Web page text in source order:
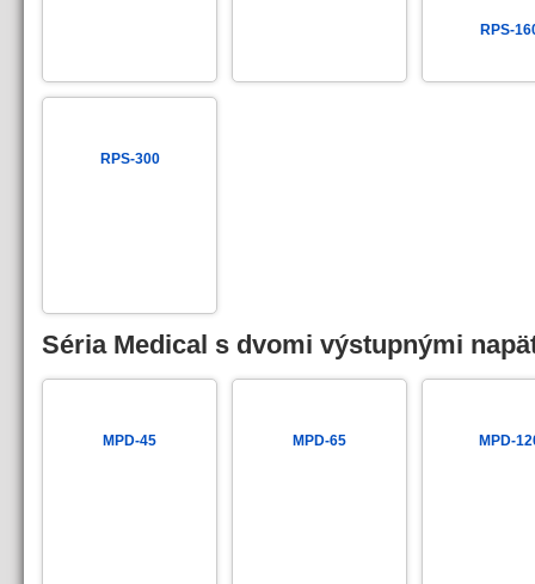
RPS-
RPS-300
Séria Medical s dvomi výstupnými
MPD-45 MPD-65 MPD-